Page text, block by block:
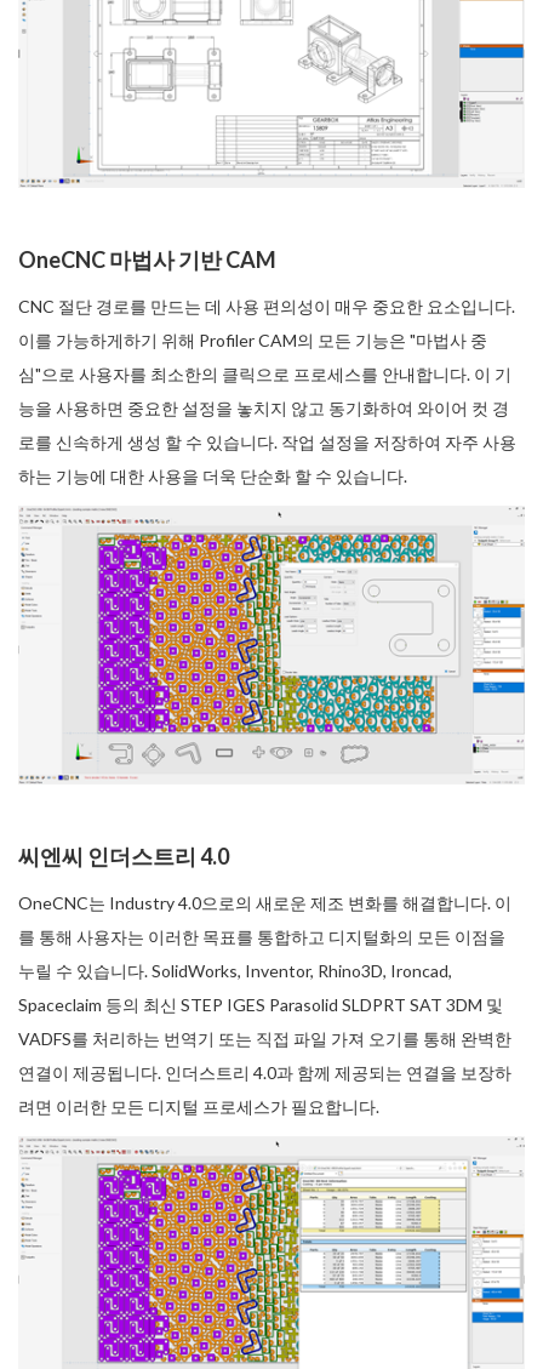
OneCNC 마법사 기반 CAM
CNC 절단 경로를 만드는 데 사용 편의성이 매우 중요한 요소입니다.
이를 가능하게하기 위해 Profiler CAM의 모든 기능은 "마법사 중
심"으로 사용자를 최소한의 클릭으로 프로세스를 안내합니다. 이 기
능을 사용하면 중요한 설정을 놓치지 않고 동기화하여 와이어 컷 경
로를 신속하게 생성 할 수 있습니다. 작업 설정을 저장하여 자주 사용
하는 기능에 대한 사용을 더욱 단순화 할 수 있습니다.
씨엔씨 인더스트리 4.0
OneCNC는 Industry 4.0으로의 새로운 제조 변화를 해결합니다. 이
를 통해 사용자는 이러한 목표를 통합하고 디지털화의 모든 이점을
누릴 수 있습니다. SolidWorks, Inventor, Rhino3D, Ironcad,
Spaceclaim 등의 최신 STEP IGES Parasolid SLDPRT SAT 3DM 및
VADFS를 처리하는 번역기 또는 직접 파일 가져 오기를 통해 완벽한
연결이 제공됩니다. 인더스트리 4.0과 함께 제공되는 연결을 보장하
려면 이러한 모든 디지털 프로세스가 필요합니다.